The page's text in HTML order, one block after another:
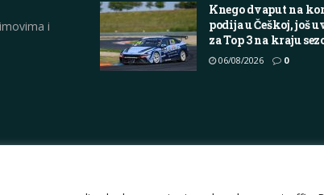
i
Knego dvaput na
podija u Češkoj, još
za Top 3 na kraju
06/08/2026 0